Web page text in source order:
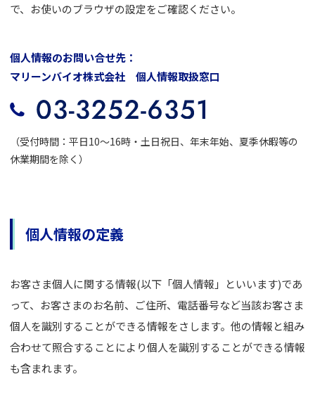
で、お使いのブラウザの設定をご確認ください。
個人情報のお問い合せ先：
マリーンバイオ株式会社 個人情報取扱窓口
（受付時間：平日10～16時・土日祝日、年末年始、夏季休暇等の
休業期間を除く）
個人情報の定義
お客さま個人に関する情報(以下「個人情報」といいます)であ
って、お客さまのお名前、ご住所、電話番号など当該お客さま
個人を識別することができる情報をさします。他の情報と組み
合わせて照合することにより個人を識別することができる情報
も含まれます。